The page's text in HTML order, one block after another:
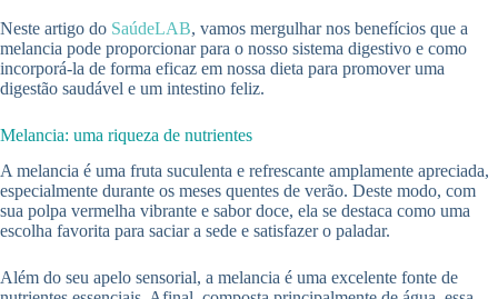
Neste artigo do SaúdeLAB, vamos mergulhar nos benefícios que a
melancia pode proporcionar para o nosso sistema digestivo e como
incorporá-la de forma eficaz em nossa dieta para promover uma
digestão saudável e um intestino feliz.
Melancia: uma riqueza de nutrientes
A melancia é uma fruta suculenta e refrescante amplamente apreciada,
especialmente durante os meses quentes de verão. Deste modo, com
sua polpa vermelha vibrante e sabor doce, ela se destaca como uma
escolha favorita para saciar a sede e satisfazer o paladar.
Além do seu apelo sensorial, a melancia é uma excelente fonte de